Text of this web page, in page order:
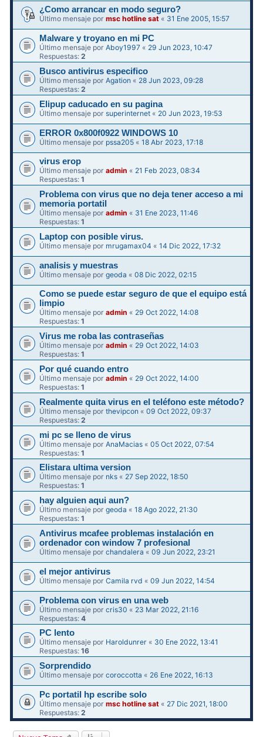
¿Como arrancar en modo seguro?
Último mensaje pormsc hotline sat « 31 Ene 2005, 15:57
Malware y troyano en mi PC
Último mensaje porAboy1997 « 29 Jun 2023, 10:47
Respuestas:2
Busco antivirus especifico
Último mensaje porAgation « 28 Jun 2023, 09:28
Respuestas:2
Elipup caducado en su pagina
Último mensaje porsuperinternet « 20 Jun 2023, 19:53
ERROR 0x800f0922 WINDOWS 10
Último mensaje por pssa205 «18 Abr 2023, 17:18
virus erop
Último mensaje poradmin « 21 Feb 2023, 08:34
Respuestas:1
Problema con virus que no deja tener acceso a mi
memoria portatil
Último mensaje poradmin « 31 Ene 2023, 11:46
Respuestas:1
Laptop con posible virus.
Último mensaje por mrugamax04 «14 Dic 2022, 17:32
analisis y muestras
Último mensaje porgeoda «08 Dic 2022, 02:15
Como se puede estar seguro de que el equipo está
limpio
Último mensaje poradmin « 29 Oct 2022, 14:08
Respuestas:1
Virus me roba las contraseñas
Último mensaje poradmin « 29 Oct 2022, 14:03
Respuestas:1
Por qué cuando entro
Último mensaje poradmin « 29 Oct 2022, 14:00
Respuestas:1
Realmente quita virus en el teléfono este método?
Último mensaje porthevipcon «09 Oct 2022, 09:37
Respuestas:2
mi pc se lleno de virus
Último mensaje porAnaMacias «05 Oct 2022, 07:54
Respuestas:1
Elistara ultima version
Último mensaje por nks « 27 Sep 2022, 18:50
Respuestas:1
hay alguien aqui aun?
Último mensaje porgeoda «18 Ago 2022, 21:30
Respuestas:1
Antivirus mcafee problemas instalación en
ordenador con window 7 profesional
Último mensaje porchandalera «09 Jun 2022, 23:21
el mejor antivirus
Último mensaje porCamila rvd «09 Jun 2022, 14:54
Problema con virus en una web
Último mensaje porcris30 « 23 Mar 2022, 21:16
Respuestas:4
PC lento
Último mensaje por Haroldunrer « 30 Ene 2022, 13:41
Respuestas:16
Sorprendido
Último mensaje porcoroccotta « 26 Ene 2022, 16:13
Pc portatil hp escribe solo
Último mensaje pormsc hotline sat « 27 Dic 2021, 18:00
Respuestas:2